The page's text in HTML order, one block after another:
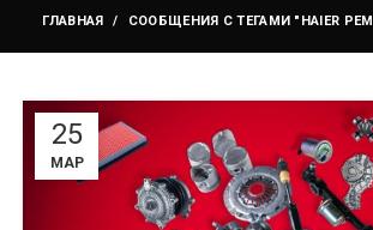
ГЛАВНАЯ СООБЩЕНИЯ С ТЕГАМИ "HAIER
25
МАР